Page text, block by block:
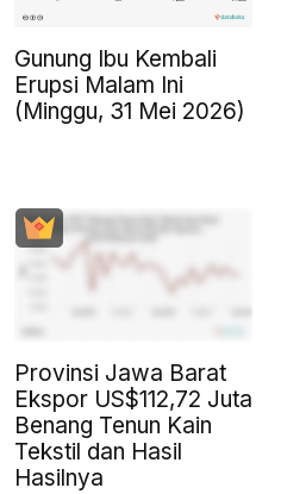
Gunung Ibu Kembali
Erupsi Malam Ini
(Minggu, 31 Mei 2026)
Provinsi Jawa Barat
Ekspor US$112,72 Juta
Benang Tenun Kain
Tekstil dan Hasil
Hasilnya